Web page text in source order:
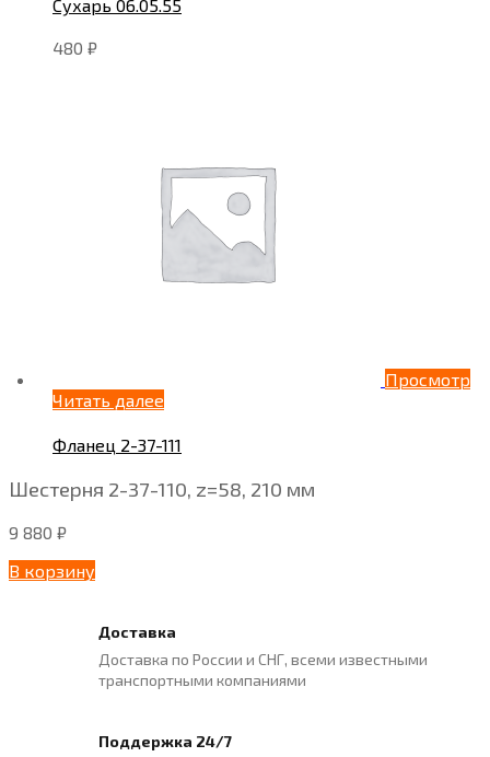
Сухарь 06.05.55
480 ₽
Просмотр
Читать далее
Фланец 2-37-111
Шестерня 2-37-110, z=58, 210 мм
9 880 ₽
В корзину
Доставка
Доставка по России и СНГ, всеми известными
транспортными компаниями
Поддержка 24/7